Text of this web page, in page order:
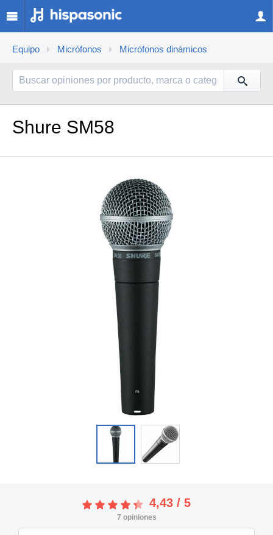
Equipo Micrófonos Micrófonos dinámicos
Shure SM58
4,43 / 5
7 opiniones